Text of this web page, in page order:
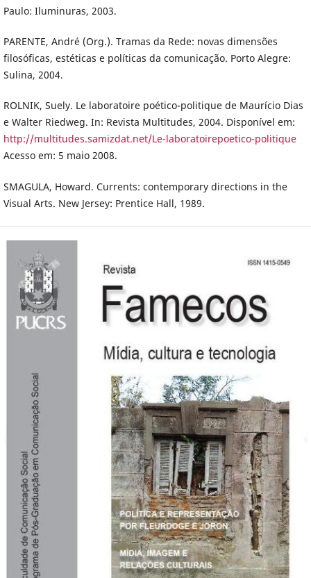
Paulo: Iluminuras, 2003.
PARENTE, André (Org.). Tramas da Rede: novas dimensões
filosóficas, estéticas e políticas da comunicação. Porto Alegre:
Sulina, 2004.
ROLNIK, Suely. Le laboratoire poético-politique de Maurício Dias
e Walter Riedweg. In: Revista Multitudes, 2004. Disponível em:
http://multitudes.samizdat.net/Le-laboratoirepoetico-politique
Acesso em: 5 maio 2008.
SMAGULA, Howard. Currents: contemporary directions in the
Visual Arts. New Jersey: Prentice Hall, 1989.